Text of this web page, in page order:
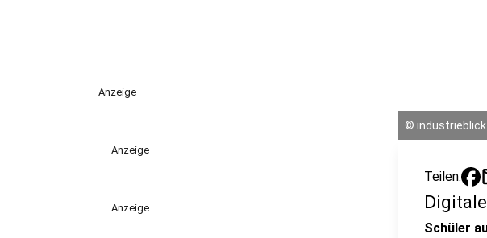
Anzeige
Anzeige
Anzeige
©
Teilen:
Schüler